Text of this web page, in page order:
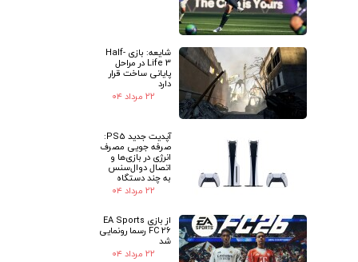
شایعه: بازی Half-
Life 3 در مراحل
پایانی ساخت قرار
دارد
۲۲ مرداد ۰۴
آپدیت جدید PS5:
صرفه جویی مصرف
انرژی در بازی‌ها و
اتصال دوال‌سنس
به چند دستگاه
۲۲ مرداد ۰۴
از بازی EA Sports
FC 26 رسما رونمایی
شد
۲۲ مرداد ۰۴